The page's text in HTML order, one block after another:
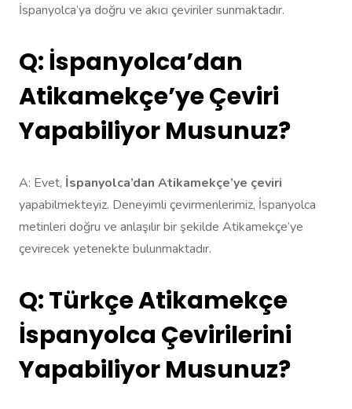
İspanyolca’ya doğru ve akıcı çeviriler sunmaktadır.
Q: İspanyolca’dan
Atikamekçe’ye Çeviri
Yapabiliyor Musunuz?
A: Evet, İspanyolca’dan Atikamekçe’ye çeviri
yapabilmekteyiz. Deneyimli çevirmenlerimiz, İspanyolca
metinleri doğru ve anlaşılır bir şekilde Atikamekçe’ye
çevirecek yetenekte bulunmaktadır.
Q: Türkçe Atikamekçe
İspanyolca Çevirilerini
Yapabiliyor Musunuz?